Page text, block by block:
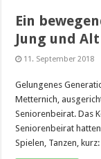
Ein
Jung und Alt
11. September 2018
Gelungenes
Metternich,
Seniorenbeirat. Das
Seniorenbeirat
Spielen, Tanzen,